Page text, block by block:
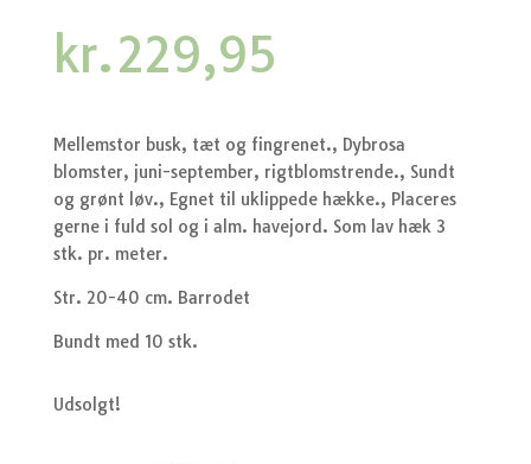
kr.229,95
Mellemstor busk, tæt og fingrenet., Dybrosa
blomster, juni-september, rigtblomstrende., Sundt
og grønt løv., Egnet til uklippede hække., Placeres
gerne i fuld sol og i alm. havejord. Som lav hæk 3
stk. pr. meter.
Str. 20-40 cm. Barrodet
Bundt med 10 stk.
Udsolgt!